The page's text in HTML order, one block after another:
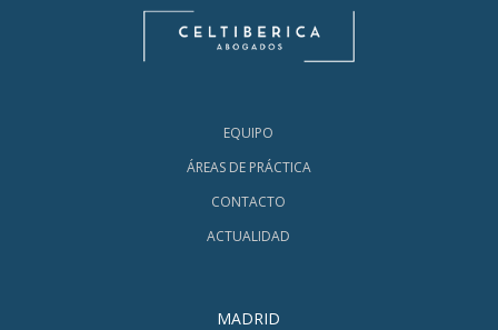
EQUIPO
ÁREAS DE PRÁCTICA
CONTACTO
ACTUALIDAD
MADRID